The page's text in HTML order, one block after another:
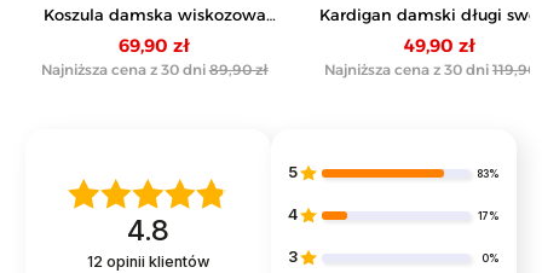
Koszula damska wiskozowa
oversize z wydłużonym tyłem
69,90 zł
Najniższa cena z 30 dni 89,90 zł
Kardigan damski długi
z kieszeniami
49,90 zł
Najniższa cena z 30 dni 119,90
4.8
12 opinii klientów
5 83%
4 17%
3 0%